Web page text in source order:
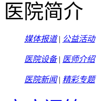
医院简介
媒体报道| 公益活动
医院设备| 医师介绍
医院新闻| 精彩专题